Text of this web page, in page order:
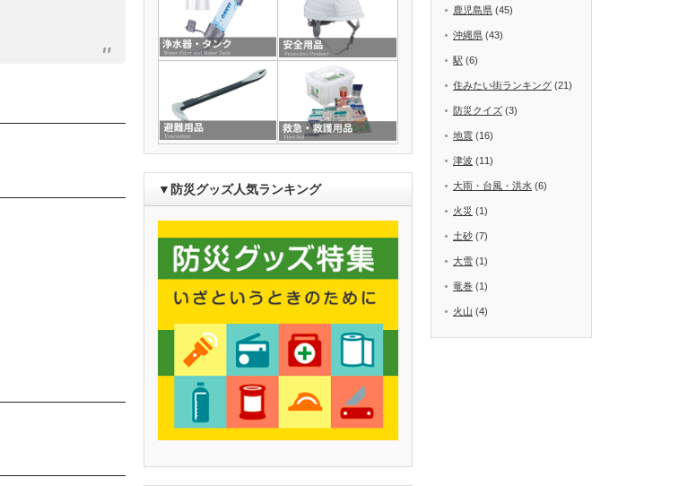
▼防災グッズ人気ランキング
鹿児島県 (45)
沖縄県 (43)
駅 (6)
住みたい街ランキング (21)
防災クイズ (3)
地震 (16)
津波 (11)
大雨・台風・洪水 (6)
火災 (1)
土砂 (7)
大雪 (1)
竜巻 (1)
火山 (4)